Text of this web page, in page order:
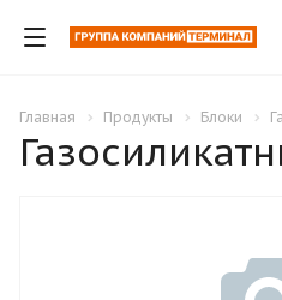
Главная Продукты Блоки